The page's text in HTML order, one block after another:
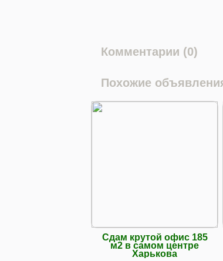
Комментарии (0)
Похожие
Сдам крутой офис 185
м2 в самом центре
Харькова